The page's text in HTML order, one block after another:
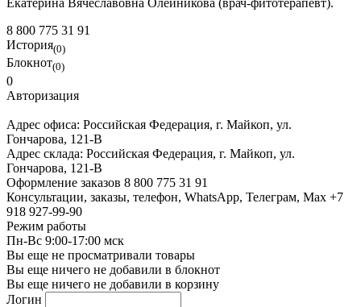
Екатерина Вячеславовна Олейникова (врач-фитотерапевт).
8 800 775 31 91
История(0)
Блокнот(0)
0
Авторизация
Адрес офиса: Российская Федерация, г. Майкоп, ул.
Гончарова, 121-В
Адрес склада: Российская Федерация, г. Майкоп, ул.
Гончарова, 121-В
Оформление заказов 8 800 775 31 91
Консультации, заказы, телефон, WhatsApp, Телеграм, Мах +7
918 927-99-90
Режим работы
Пн-Вс 9:00-17:00 мск
Вы еще не просматривали товары
Вы еще ничего не добавили в блокнот
Вы еще ничего не добавили в корзину
Логин